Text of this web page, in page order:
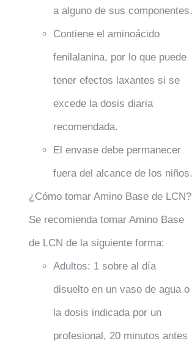
a alguno de sus componentes.
Contiene el aminoácido
fenilalanina, por lo que puede
tener efectos laxantes si se
excede la dosis diaria
recomendada.
El envase debe permanecer
fuera del alcance de los niños.
¿Cómo tomar Amino Base de LCN?
Se recomienda tomar Amino Base
de LCN de la siguiente forma:
Adultos: 1 sobre al día
disuelto en un vaso de agua o
la dosis indicada por un
profesional, 20 minutos antes